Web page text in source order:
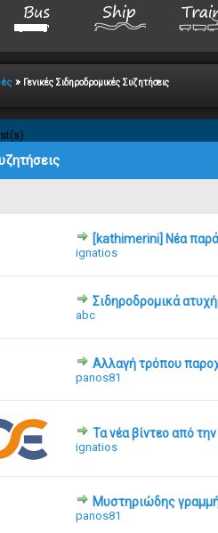
» Γενικές Σιδηροδρομικές Συζητήσεις
[kathimerini] Νέα
ignatios
of 5 in Average
Σιδηροδρομικά
abc
2.83 out of 5 in Average
Αλλαγή τρόπου
panos81
of 5 in Average
Τα νέα βίντεο από
ignatios
of 5 in Average
1234
Μυστηριώδης
panos81
of 5 in Average